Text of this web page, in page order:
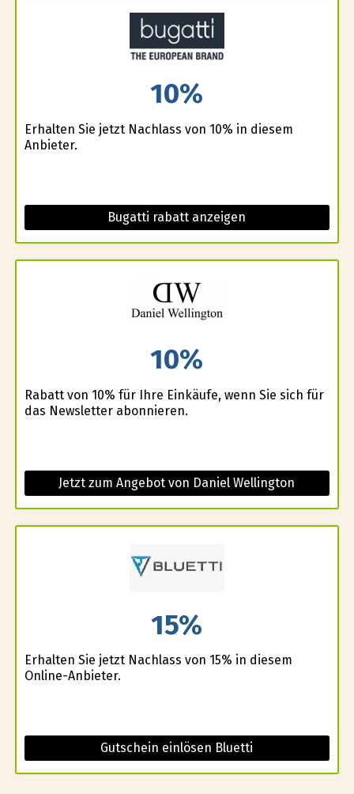
10%
Erhalten Sie jetzt Nachlass von 10% in diesem
Anbieter.
Bugatti rabatt anzeigen
10%
Rabatt von 10% für Ihre Einkäufe, wenn Sie sich für
das Newsletter abonnieren.
Jetzt zum Angebot von Daniel Wellington
15%
Erhalten Sie jetzt Nachlass von 15% in diesem
Online-Anbieter.
Gutschein einlösen Bluetti